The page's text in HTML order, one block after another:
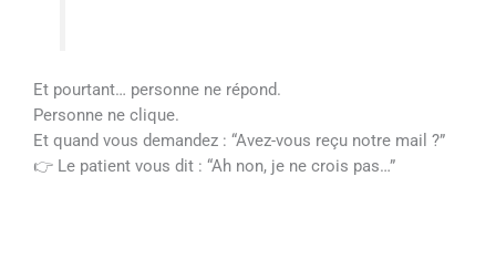
Et pourtant… personne ne répond.
Personne ne clique.
Et quand vous demandez : “Avez-vous reçu notre mail ?”
👉 Le patient vous dit : “Ah non, je ne crois pas…”